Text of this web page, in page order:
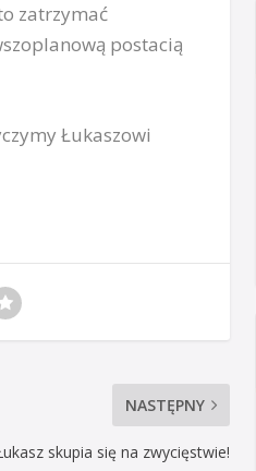
zatrzymać
postacią
Łukaszowi
NASTĘPNY
skupia się na zwycięstwie!